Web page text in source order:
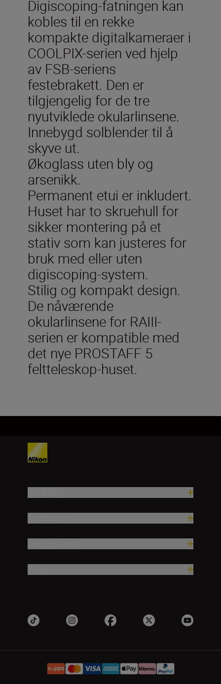
Digiscoping-fatningen kan
kobles til en rekke
kompakte digitalkameraer i
COOLPIX-serien ved hjelp
av FSB-seriens
festebrakett. Den er
tilgjengelig for de tre
nyutviklede okularlinsene.
Innebygd solblender til å
skyve ut.
Økoglass uten bly og
arsenikk.
Permanent etui er inkludert.
Huset har to skruehull for
sikker montering på et
stativ som kan justeres for
bruk med eller uten
digiscoping-system.
Stilig og kompakt design.
De nåværende
okularlinsene for RAIII-
serien er kompatible med
det nye PROSTAFF 5
feltteleskop-huset.